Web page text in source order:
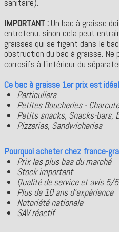
IMPORTANT : Un bac à graisse
entretenu, sinon cela peut
graisses qui se figent dans le
obstruction du bac à graisse.
corrosifs à l'intérieur du
Ce bac à graisse 1er prix est
Particuliers
Petites Boucheries -
Petits snacks, Snacks-bars,
Pizzerias, Sandwicheries
Pourquoi acheter chez france-
Prix les plus bas du marché
Stock important
Qualité de service et avis 5/5
Plus de 10 ans d'expérience
Notoriété nationale
SAV réactif